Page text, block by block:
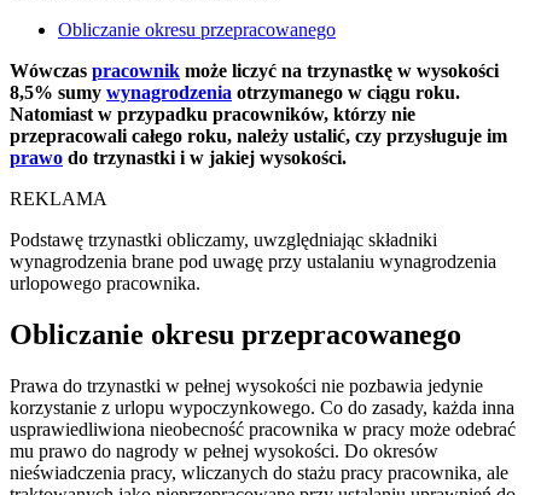
Obliczanie okresu przepracowanego
Wówczas pracownik może liczyć na trzynastkę w wysokości
8,5% sumy wynagrodzenia otrzymanego w ciągu roku.
Natomiast w przypadku pracowników, którzy nie
przepracowali całego roku, należy ustalić, czy przysługuje im
prawo do trzynastki i w jakiej wysokości.
REKLAMA
Podstawę trzynastki obliczamy, uwzględniając składniki
wynagrodzenia brane pod uwagę przy ustalaniu wynagrodzenia
urlopowego pracownika.
Obliczanie okresu przepracowanego
Prawa do trzynastki w pełnej wysokości nie pozbawia jedynie
korzystanie z urlopu wypoczynkowego. Co do zasady, każda inna
usprawiedliwiona nieobecność pracownika w pracy może odebrać
mu prawo do nagrody w pełnej wysokości. Do okresów
nieświadczenia pracy, wliczanych do stażu pracy pracownika, ale